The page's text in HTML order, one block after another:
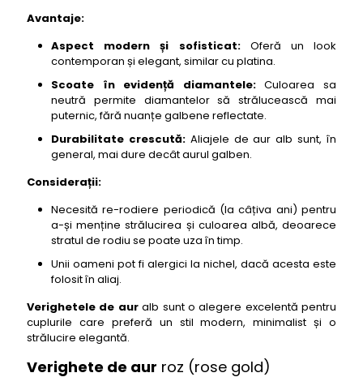
Avantaje:
Aspect modern și sofisticat:Oferă un look
contemporan și elegant, similar cu platina.
Scoate în evidență diamantele:Culoarea sa
neutră permite diamantelor să strălucească mai
puternic, fără nuanțe galbene reflectate.
Durabilitate crescută:Aliajele de aur alb sunt, în
general, mai dure decât aurul galben.
Considerații:
Necesită re-rodiere periodică (la câțiva ani) pentru
a-și menține strălucirea și culoarea albă, deoarece
stratul de rodiu se poate uza în timp.
Unii oameni pot fi alergici la nichel, dacă acesta este
folosit în aliaj.
Verighetele de auralb sunt o alegere excelentă pentru
cuplurile care preferă un stil modern, minimalist și o
strălucire elegantă.
Verighete de aur roz (rose gold)